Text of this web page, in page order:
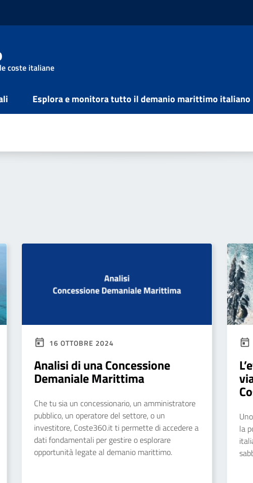
coste italiane
Esplora e monitora tutto il demanio marittimo italiano
16 OTTOBRE 2024
Analisi di una Concessione
Demaniale Marittima
Che tu sia un concessionario, un amministratore
pubblico, un operatore del settore, o un
investitore, Coste360.it ti permette di accedere a
dati fondamentali per gestire o esplorare
opportunità legate al demanio marittimo.
la